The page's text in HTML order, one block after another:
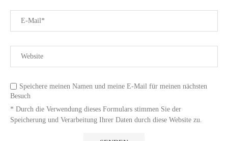
Speichere meinen Namen und meine E-Mail für meinen nächsten
Besuch
* Durch die Verwendung dieses Formulars stimmen Sie der
Speicherung und Verarbeitung Ihrer Daten durch diese Website zu.